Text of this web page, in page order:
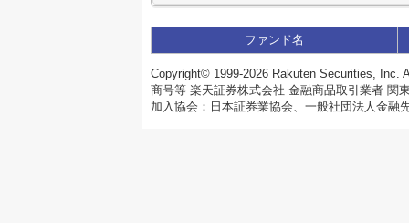
ファンド名
Copyright© 1999-2026 Rakuten Securities, Inc.
商号等 楽天証券株式会社 金融商品取引業者 関
加入協会：日本証券業協会、一般社団法人金融